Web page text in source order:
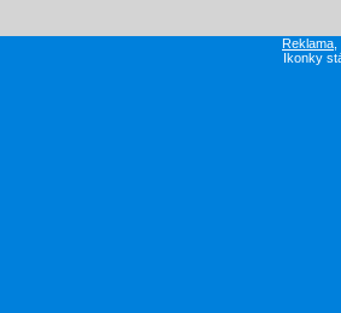
Reklama
Ikonky